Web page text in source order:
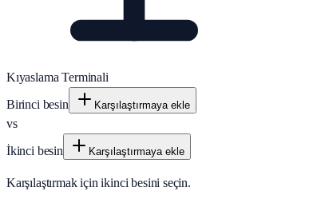
Kıyaslama Terminali
Birinci besin
Karşılaştırmaya ekle
vs
İkinci besin
Karşılaştırmaya ekle
Karşılaştırmak için ikinci besini seçin.